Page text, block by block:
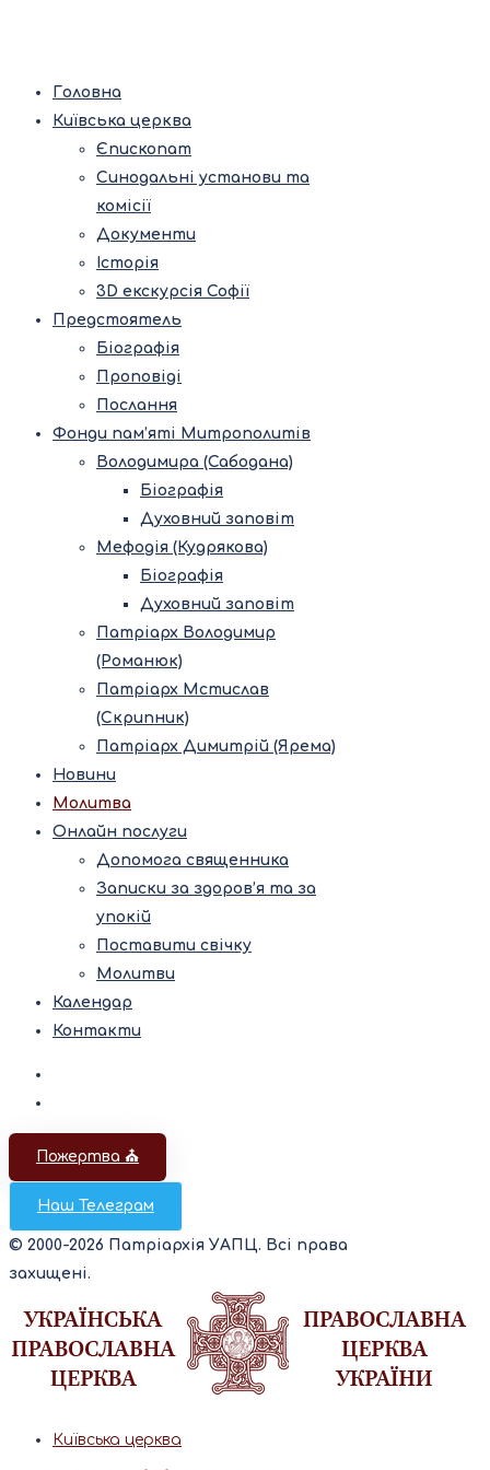
Головна
Київська церква
Єпископат
Синодальні установи та
комісії
Документи
Історія
3D екскурсія Софії
Предстоятель
Біографія
Проповіді
Послання
Фонди пам’яті Митрополитів
Володимира (Сабодана)
Біографія
Духовний заповіт
Мефодія (Кудрякова)
Біографія
Духовний заповіт
Патріарх Володимир
(Романюк)
Патріарх Мстислав
(Скрипник)
Патріарх Димитрій (Ярема)
Новини
Молитва
Онлайн послуги
Допомога священника
Записки за здоров’я та за
упокій
Поставити свічку
Молитви
Календар
Контакти
Пожертва ⛪️
Наш Телеграм
© 2000-2026 Патріархія УАПЦ. Всі права
захищені.
Київська церква